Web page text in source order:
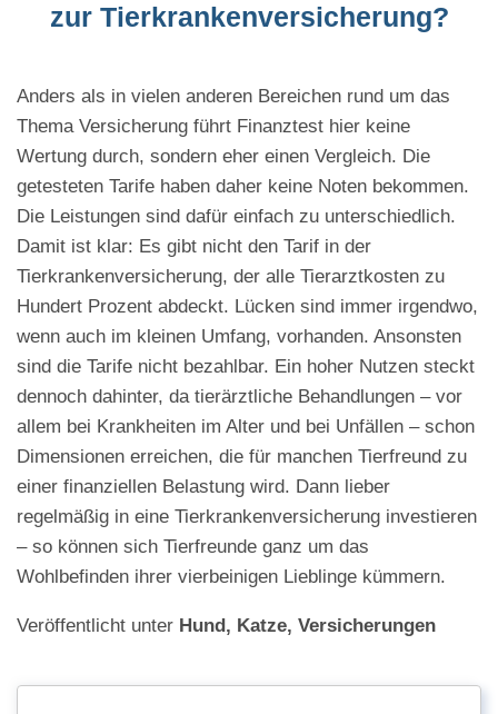
zur Tierkrankenversicherung?
Anders als in vielen anderen Bereichen rund um das
Thema Versicherung führt Finanztest hier keine
Wertung durch, sondern eher einen Vergleich. Die
getesteten Tarife haben daher keine Noten bekommen.
Die Leistungen sind dafür einfach zu unterschiedlich.
Damit ist klar: Es gibt nicht den Tarif in der
Tierkrankenversicherung, der alle Tierarztkosten zu
Hundert Prozent abdeckt. Lücken sind immer irgendwo,
wenn auch im kleinen Umfang, vorhanden. Ansonsten
sind die Tarife nicht bezahlbar. Ein hoher Nutzen steckt
dennoch dahinter, da tierärztliche Behandlungen – vor
allem bei Krankheiten im Alter und bei Unfällen – schon
Dimensionen erreichen, die für manchen Tierfreund zu
einer finanziellen Belastung wird. Dann lieber
regelmäßig in eine Tierkrankenversicherung investieren
– so können sich Tierfreunde ganz um das
Wohlbefinden ihrer vierbeinigen Lieblinge kümmern.
Veröffentlicht unter Hund, Katze, Versicherungen